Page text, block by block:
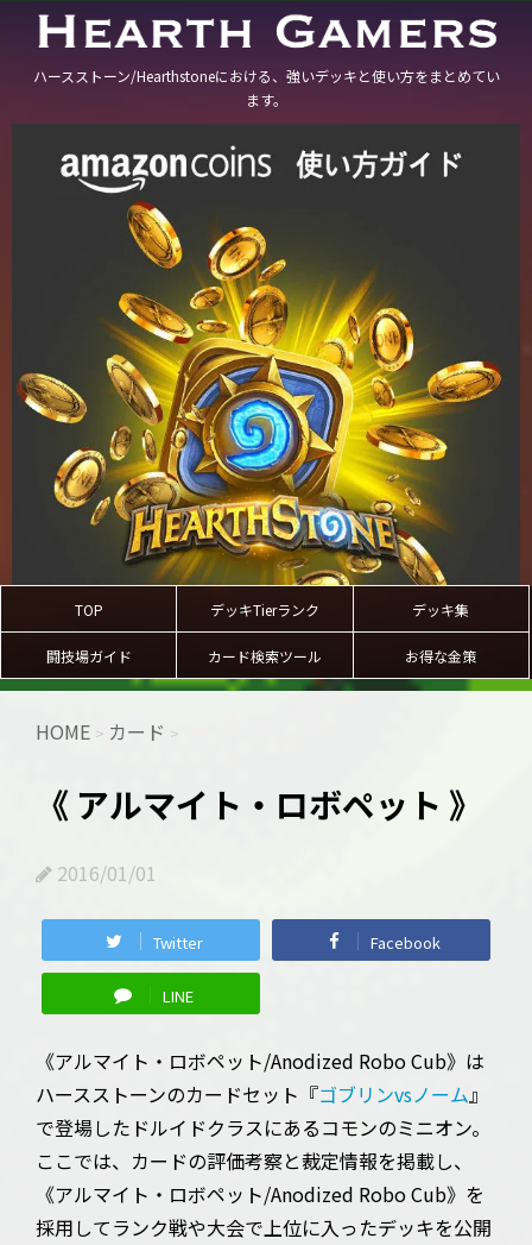
ハースストーン/Hearthstoneにおける、強いデッキと使い方をまとめてい
ます。
TOP デッキTierランク デッキ集
闘技場ガイド カード検索ツール お得な金策
HOME > カード >
《 アルマイト・ロボペット 》
2016/01/01
Twitter Facebook
LINE
《アルマイト・ロボペット/Anodized Robo Cub》は
ハースストーンのカードセット『ゴブリンvsノーム』
で登場したドルイドクラスにあるコモンのミニオン。
ここでは、カードの評価考察と裁定情報を掲載し、
《アルマイト・ロボペット/Anodized Robo Cub》を
採用してランク戦や大会で上位に入ったデッキを公開